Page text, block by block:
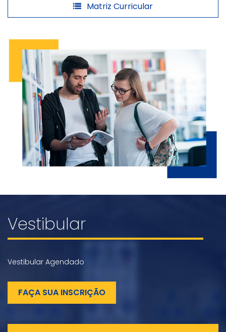
Matriz Curricular
Vestibular
Vestibular Agendado
FAÇA SUA INSCRIÇÃO